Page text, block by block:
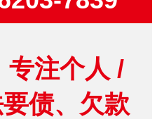
专注个人 /
债、欠款